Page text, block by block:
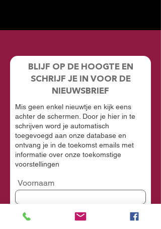
BLIJF OP DE HOOGTE EN
SCHRIJF JE IN VOOR DE
NIEUWSBRIEF
Mis geen enkel nieuwtje en kijk eens
achter de schermen. Door je hier in te
schrijven word je automatisch
toegevoegd aan onze database en
ontvang je in de toekomst emails met
informatie over onze toekomstige
voorstellingen
Voornaam
Achternaam